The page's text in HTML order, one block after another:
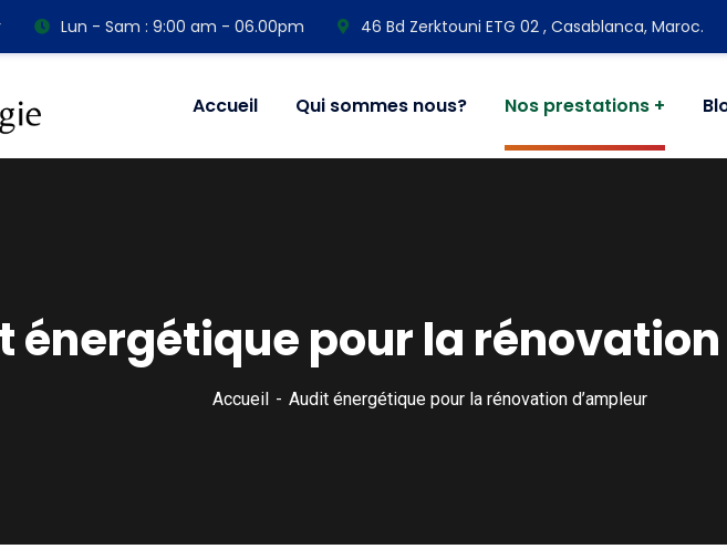
Lun - Sam : 9:00 am - 06.00pm 46 Bd Zerktouni ETG 02 , Casablanca, Maroc.
Accueil Qui sommes nous? Nos prestations
énergétique pour la
Accueil Audit énergétique pour la rénovation d’ampleur